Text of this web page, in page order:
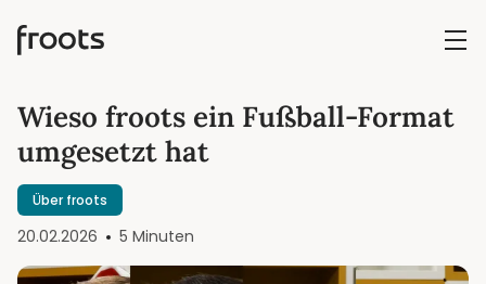
Wieso froots ein Fußball-Format
umgesetzt hat
Über froots
20.02.2026 5 Minuten